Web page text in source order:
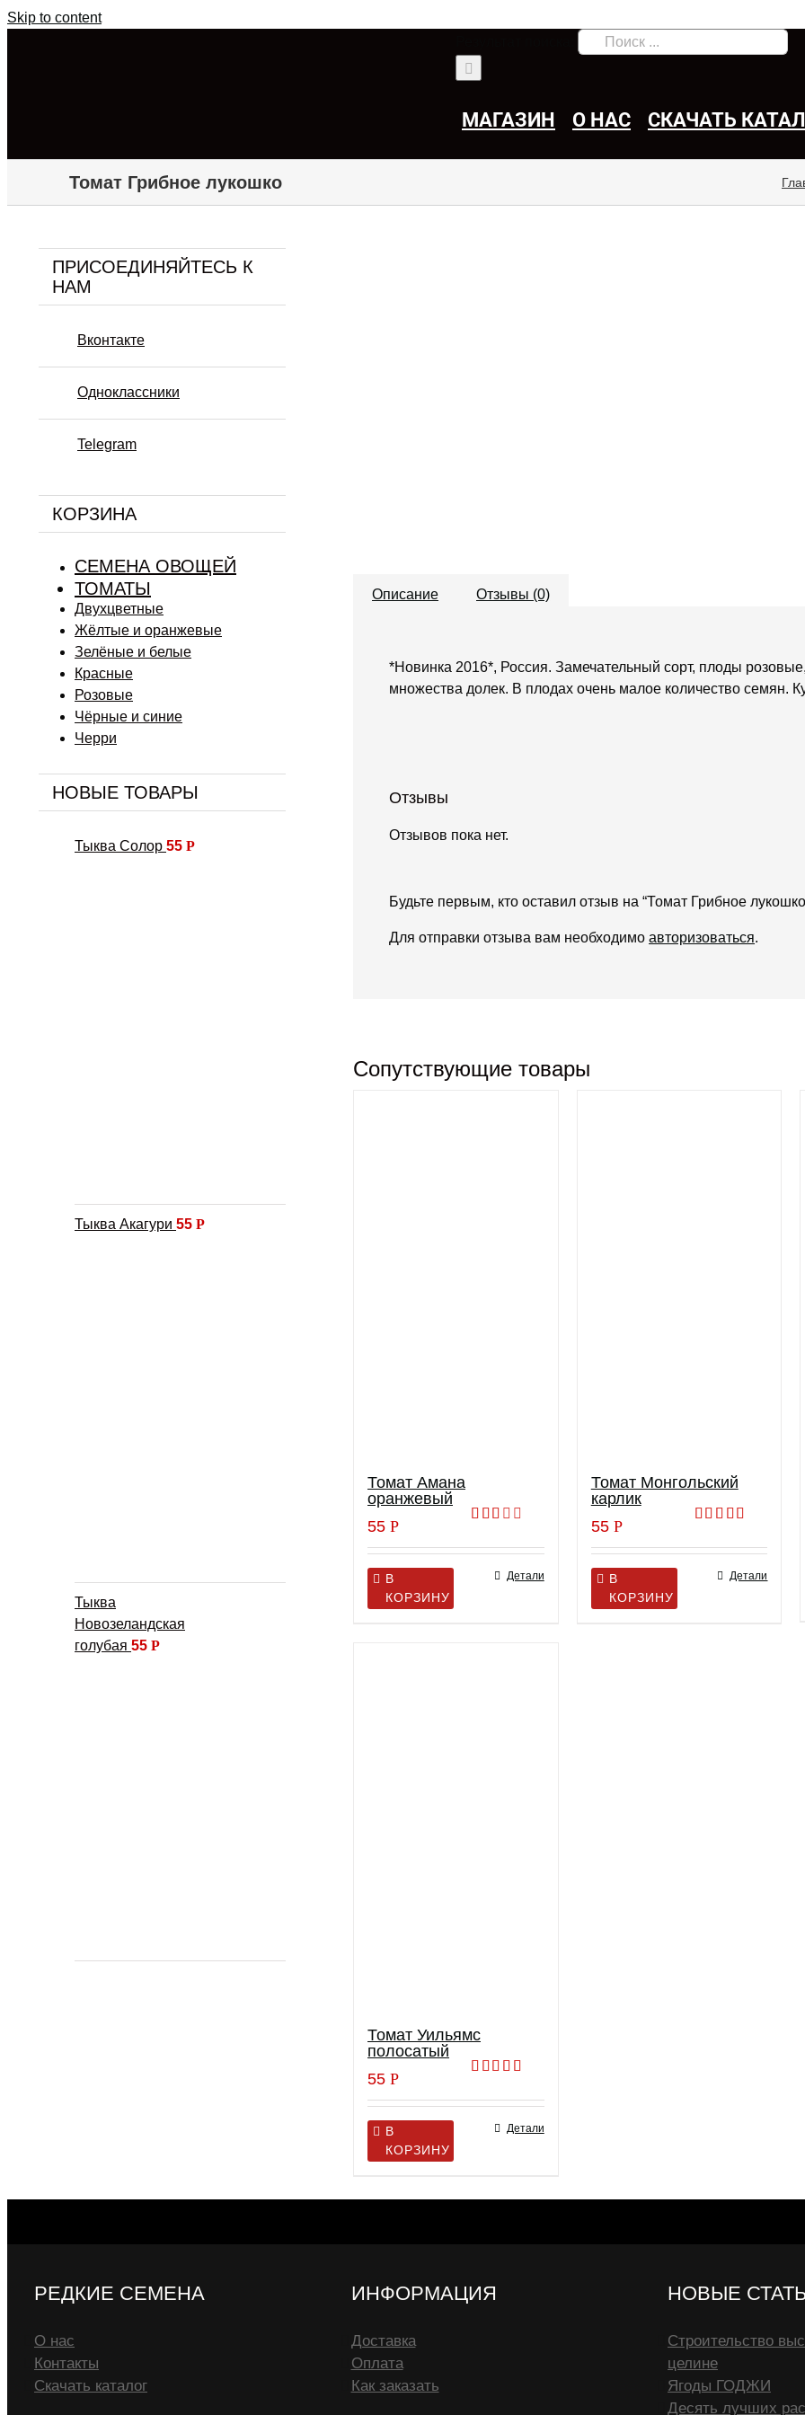
Skip to content
МАГАЗИН О НАС СКАЧАТЬ
Томат Грибное лукошко
Описание Отзывы (0)
*Новинка 2016*, Россия. Замечательный сорт, плоды
множества долек. В плодах очень малое количество семян.
Отзывы
Отзывов пока нет.
Будьте первым, кто оставил отзыв на “Томат Грибное
Для отправки отзыва вам необходимоавторизоваться.
Сопутствующие товары
Томат Амана
оранжевый
2.00
55Р
В
КОРЗИНУ
Детали
Томат Монгольский
карлик
4.50из 5
55 Р
В
КОРЗИНУ
Детали
Томат Уильямс
полосатый
5.00из 5
55Р
В
КОРЗИНУ
Детали
ПРИСОЕДИНЯЙТЕСЬ К
НАМ
Вконтакте
Одноклассники
Telegram
КОРЗИНА
СЕМЕНА ОВОЩЕЙ
ТОМАТЫ
Двухцветные
Жёлтые и оранжевые
Зелёные и белые
Красные
Розовые
Чёрные и синие
Черри
НОВЫЕ ТОВАРЫ
Тыква Солор 55 Р
Тыква Акагури 55 Р
Тыква
Новозеландская
голубая 55 Р
РЕДКИЕ СЕМЕНА
О нас
Контакты
Скачать каталог
ИНФОРМАЦИЯ
Доставка
Оплата
Как заказать
НОВЫЕ
Строительство
целине
Ягоды ГОДЖИ
Десять лучших